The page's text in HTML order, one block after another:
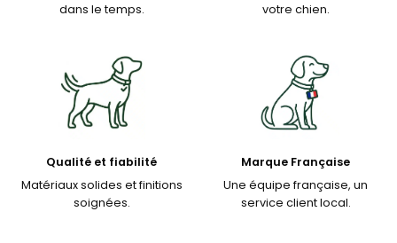
dans le temps.
votre chien.
Qualité et fiabilité
Matériaux solides et finitions
soignées.
Marque Française
Une équipe française, un
service client local.